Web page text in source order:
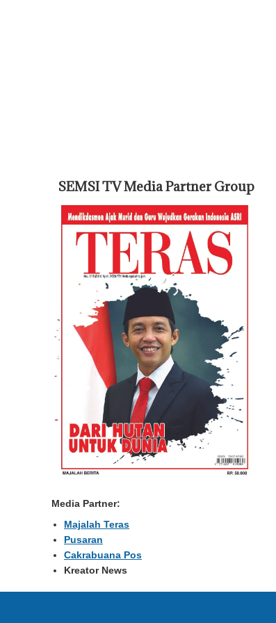
SEMSI TV Media Partner Group
Media Partner:
Majalah Teras
Pusaran
Cakrabuana Pos
Kreator News